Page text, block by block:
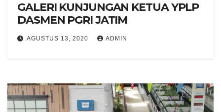
GALERI KUNJUNGAN KETUA YPLP
DASMEN PGRI JATIM
AGUSTUS 13, 2020 ADMIN